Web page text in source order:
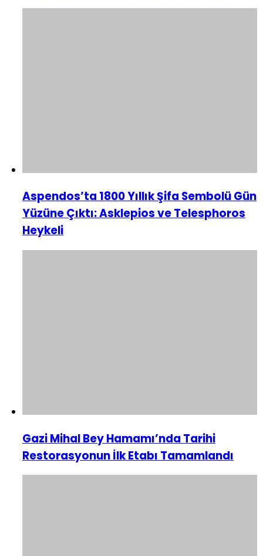
Aspendos’ta 1800 Yıllık Şifa Sembolü Gün
Yüzüne Çıktı: Asklepios ve Telesphoros
Heykeli
Gazi Mihal Bey Hamamı’nda Tarihi
Restorasyonun İlk Etabı Tamamlandı